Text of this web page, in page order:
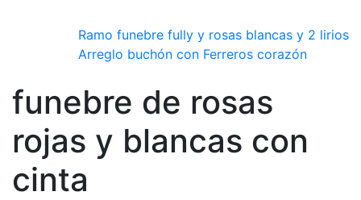
Ramo funebre fully y rosas blancas y 2 lirios
Arreglo buchón con Ferreros corazón
funebre de rosas
rojas y blancas con
cinta